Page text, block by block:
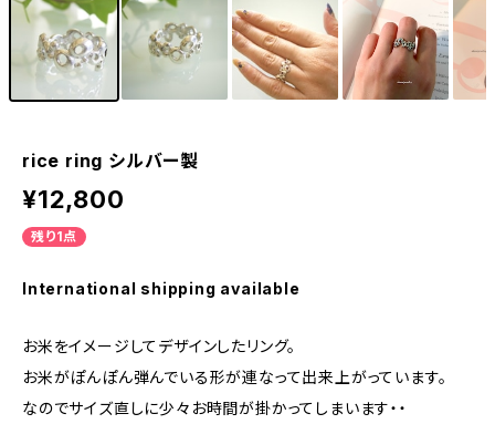
rice ring シルバー製
¥12,800
残り1点
International shipping available
お米をイメージしてデザインしたリング。
お米がぽんぽん弾んでいる形が連なって出来上がっています。
なのでサイズ直しに少々お時間が掛かってしまいます・・